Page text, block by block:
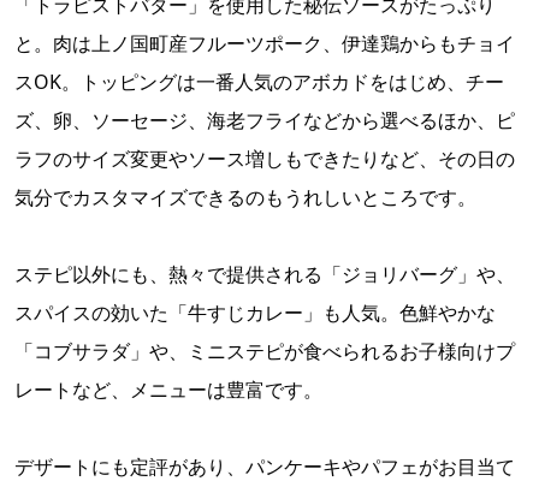
と。肉は上ノ国町産フルーツポーク、伊達鶏からもチョイ
スOK。トッピングは一番人気のアボカドをはじめ、チー
ズ、卵、ソーセージ、海老フライなどから選べるほか、ピ
ラフのサイズ変更やソース増しもできたりなど、その日の
気分でカスタマイズできるのもうれしいところです。
ステピ以外にも、熱々で提供される「ジョリバーグ」や、
スパイスの効いた「牛すじカレー」も人気。色鮮やかな
「コブサラダ」や、ミニステピが食べられるお子様向けプ
レートなど、メニューは豊富です。
デザートにも定評があり、パンケーキやパフェがお目当て